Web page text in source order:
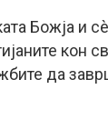
Божја и
кон
да